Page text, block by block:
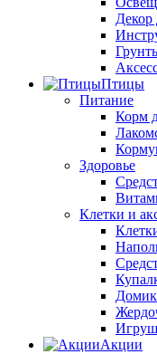
Декор
Птицы
Питание
Корм
Здоровье
Клетки и
Акции